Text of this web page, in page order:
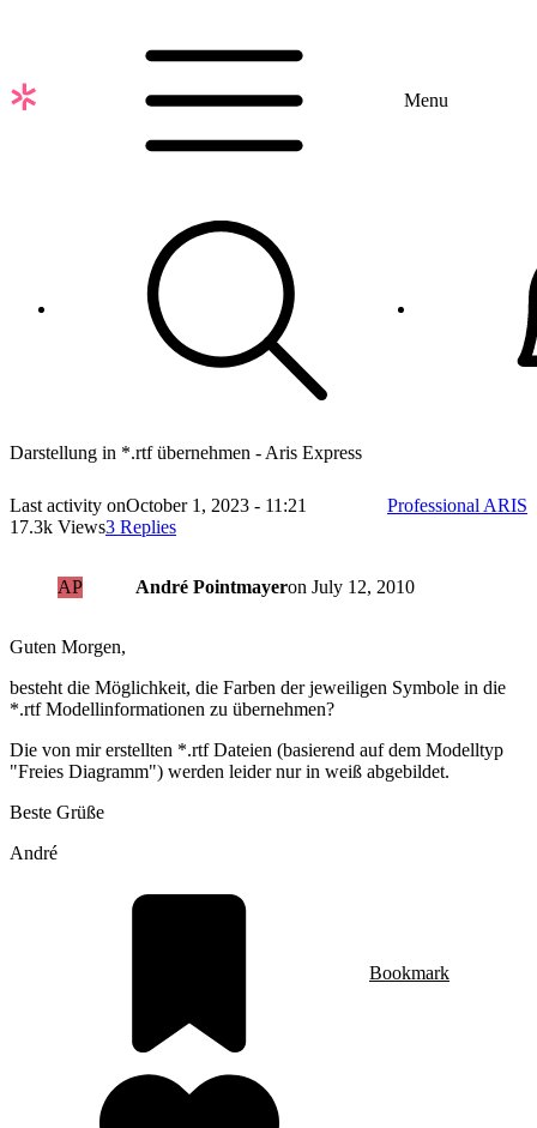
content
Menu
Darstellung in *.rtf übernehmen - Aris Express
Last activity onOctober 1, 2023 - 11:21
17.3k Views3 Replies
Professional ARIS
AP André Pointmayeron July 12, 2010
Guten Morgen,
besteht die Möglichkeit, die Farben der jeweiligen Symbole in die
*.rtf Modellinformationen zu übernehmen?
Die von mir erstellten *.rtf Dateien (basierend auf dem Modelltyp
"Freies Diagramm") werden leider nur in weiß abgebildet.
Beste Grüße
André
Bookmark